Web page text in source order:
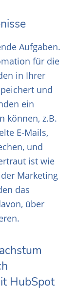
Aufgaben.
für die
in Ihrer
und
ein
können, z.B.
E-Mails,
und
ist wie
Marketing
das
über
HubSpot